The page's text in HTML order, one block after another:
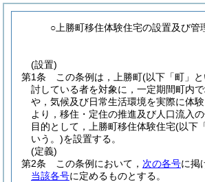
○上勝町移住体験住宅の設置及び管
(設置)
第1条
この条例は，上勝町(以下「町」
討している者を対象に，一定期間町内
や，気候及び日常生活環境を実際に体
より，移住・定住の推進及び人口流入
目的として，上勝町移住体験住宅(以下
いう。)を設置する。
(定義)
第2条
この条例において， 次の各号に掲
当該各号に定めるものとする。